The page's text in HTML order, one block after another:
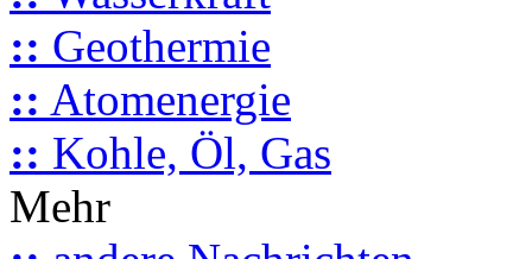
:: Geothermie
:: Atomenergie
:: Kohle, Öl, Gas
Mehr